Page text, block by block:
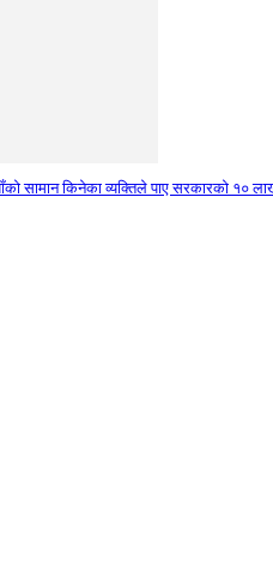
सामान किनेका व्यक्तिले पाए सरकारको १०